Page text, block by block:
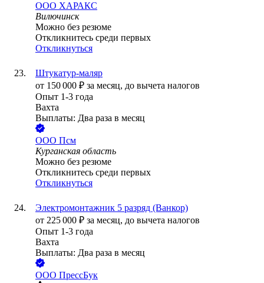
ООО ХАРАКС
Вилючинск
Можно без резюме
Откликнитесь среди первых
Откликнуться
Штукатур-маляр
от 150 000 ₽ за месяц, до вычета налогов
Опыт 1-3 года
Вахта
Выплаты: Два раза в месяц
ООО Псм
Курганская область
Можно без резюме
Откликнитесь среди первых
Откликнуться
Электромонтажник 5 разряд (Ванкор)
от 225 000 ₽ за месяц, до вычета налогов
Опыт 1-3 года
Вахта
Выплаты: Два раза в месяц
ООО ПрессБук